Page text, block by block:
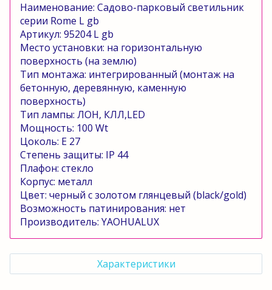
Наименование: Садово-парковый светильник
серии Rome L gb
Артикул: 95204L gb
Место установки: на горизонтальную
поверхность (на землю)
Тип монтажа: интегрированный (монтаж на
бетонную, деревянную, каменную
поверхность)
Тип лампы: ЛОН, КЛЛ,LED
Мощность: 100 Wt
Цоколь: E 27
Степень защиты: IP 44
Плафон: стекло
Корпус: металл
Цвет: черный cзолотом глянцевый (black/gold)
Возможность патинирования: нет
Производитель: YAOHUALUX
Характеристики